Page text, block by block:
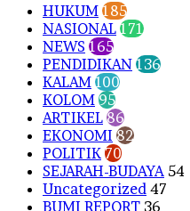
HUKUM 185
NASIONAL 171
NEWS 165
PENDIDIKAN 136
KALAM 100
KOLOM 95
ARTIKEL 86
EKONOMI 82
POLITIK 70
SEJARAH-BUDAYA 54
Uncategorized 47
BUMI REPORT 36